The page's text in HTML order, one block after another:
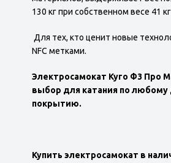
130 кг при собственном весе 41
Для тех, кто ценит новые
NFC метками.
Электросамокат Куго Ф3 Про
выбор для катания по
покрытию.
Купить электросамокат в